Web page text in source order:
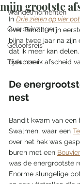
Wandelmomenten
Overpeinzingen
Geloofsreis
Tijdsporen
mijn grootste
In Drie zielen op vier
over Bandit, mijn
bijna twee jaar na
dat ik meer kan
over hoe ik afscheid
De
nest
Bandit kwam van een
Swalmen, waar een
over het hek was
buren met een
was de energrootste
Enorme slungelige